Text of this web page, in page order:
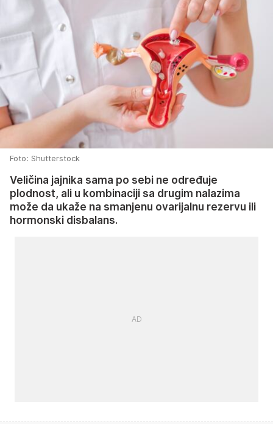
Foto: Shutterstock
Veličina jajnika sama po sebi ne određuje
plodnost, ali u kombinaciji sa drugim nalazima
može da ukaže na smanjenu ovarijalnu rezervu ili
hormonski disbalans.